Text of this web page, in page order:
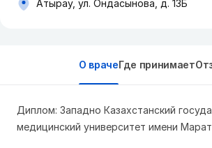
Атырау, ул. Ондасынова, д. 13Б
О врачеГде принимает
Диплом: Западно Казахстанский
медицинский университет имени